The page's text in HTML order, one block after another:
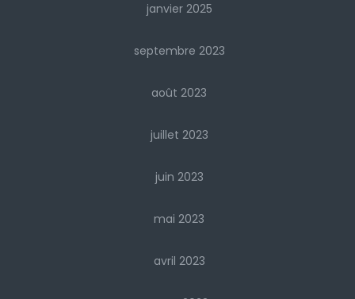
janvier 2025
septembre 2023
août 2023
juillet 2023
juin 2023
mai 2023
avril 2023